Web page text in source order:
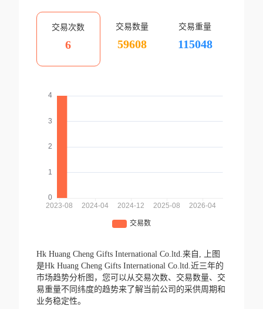
交易次数
6
交易数量
59608
交易重量
115048
Hk Huang Cheng Gifts International Co.ltd.来自,
上图
是Hk Huang Cheng Gifts International Co.ltd.近三年的
市场趋势分析图，您可以从交易次数、交易数量、交
易重量不同纬度的趋势来了解当前公司的采供周期和
业务稳定性。